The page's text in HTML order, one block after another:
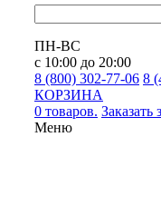
ПН-ВС
с 10:00 до 20:00
8 (800) 302-77-06 8
КОРЗИНА
0 товаров. Заказать
Меню